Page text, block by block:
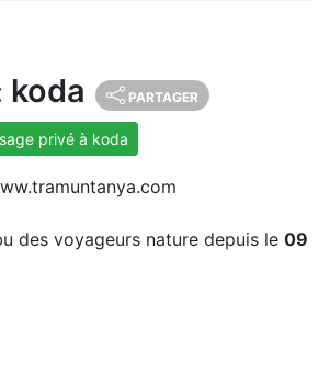
koda PARTAGER
privé à koda
des voyageurs nature depuis le 09